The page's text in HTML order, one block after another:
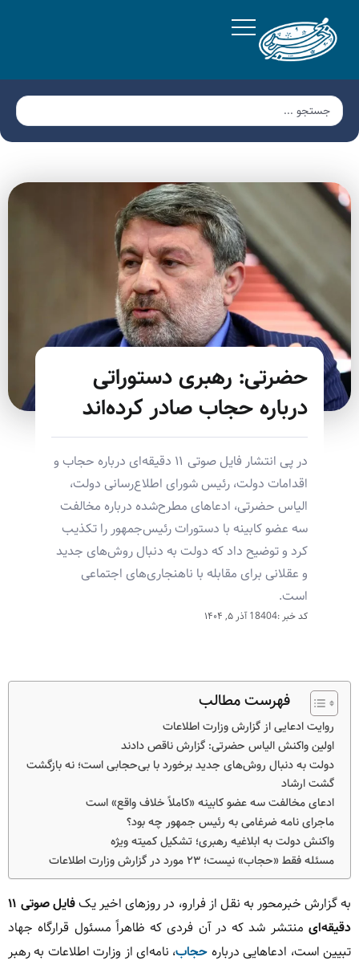
حضرتی: رهبری دستوراتی
درباره حجاب صادر کرده‌اند
در پی انتشار فایل صوتی ۱۱ دقیقه‌ای درباره حجاب و
اقدامات دولت، رئیس شورای اطلاع‌رسانی دولت،
الیاس حضرتی، ادعاهای مطرح‌شده درباره مخالفت
سه عضو کابینه با دستورات رئیس‌جمهور را تکذیب
کرد و توضیح داد که دولت به دنبال روش‌های جدید
و عقلانی برای مقابله با ناهنجاری‌های اجتماعی
است.
کد خبر :18404 آذر ۵, ۱۴۰۴
فهرست مطالب
روایت ادعایی از گزارش وزارت اطلاعات
اولین واکنش الیاس حضرتی: گزارش ناقص دادند
دولت به دنبال روش‌های جدید برخورد با بی‌حجابی است؛ نه بازگشت
گشت ارشاد
ادعای مخالفت سه عضو کابینه «کاملاً خلاف واقع» است
ماجرای نامه ضرغامی به رئیس جمهور چه بود؟
واکنش دولت به ابلاغیه رهبری؛ تشکیل کمیته ویژه
مسئله فقط «حجاب» نیست؛ ۲۳ مورد در گزارش وزارت اطلاعات
به گزارش خبرمحور به نقل از فرارو، در روزهای اخیر یک
فایل صوتی ۱۱
دقیقه‌ای منتشر شد که در آن فردی که ظاهراً مسئول قرارگاه جهاد
تبیین است، ادعاهایی درباره حجاب، نامه‌ای از وزارت اطلاعات به رهبر